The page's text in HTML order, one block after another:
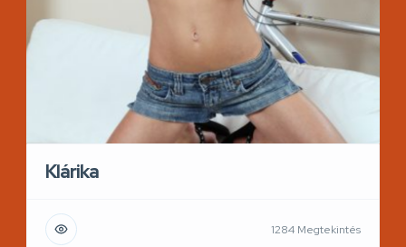
Klárika
1284 Megtekintés